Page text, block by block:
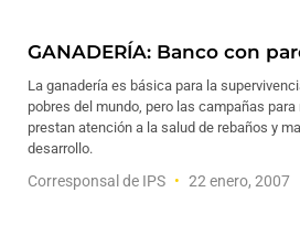
GANADERÍA: Banco con
La ganadería es básica para la
pobres del mundo, pero las campañas
prestan atención a la salud de rebaños y
desarrollo.
Corresponsal de IPS 22 enero, 2007